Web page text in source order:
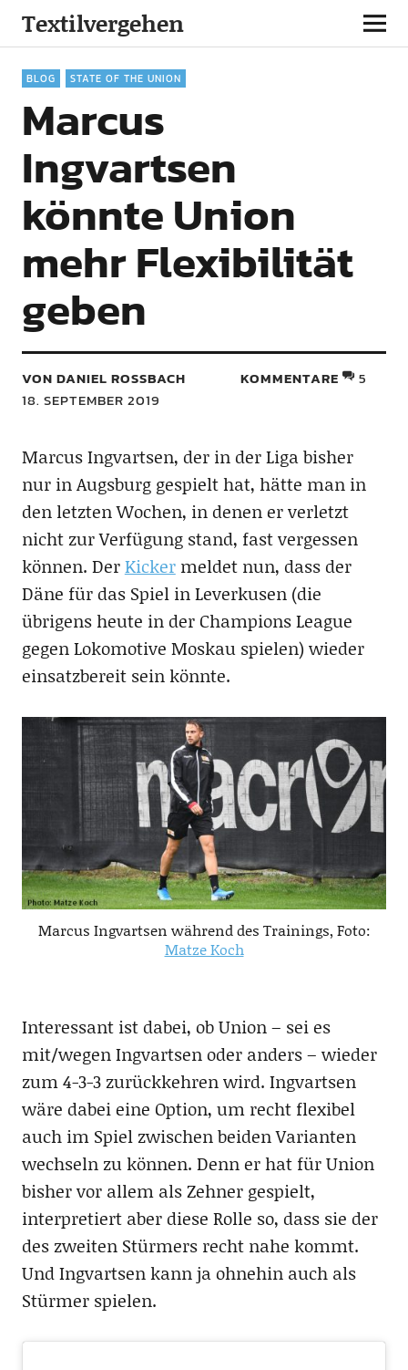
Textilvergehen
BLOG STATE OF THE UNION
Marcus
Ingvartsen
könnte Union
mehr Flexibilität
geben
VON DANIEL ROSSBACH
18. SEPTEMBER 2019
KOMMENTARE 5
Marcus Ingvartsen, der in der Liga bisher
nur in Augsburg gespielt hat, hätte man in
den letzten Wochen, in denen er verletzt
nicht zur Verfügung stand, fast vergessen
können. DerKickermeldet nun, dass der
Däne für das Spiel in Leverkusen (die
übrigens heute in der Champions League
gegen Lokomotive Moskau spielen) wieder
einsatzbereit sein könnte.
Marcus Ingvartsen während des Trainings, Foto:
Matze Koch
Interessant ist dabei, ob Union – sei es
mit/wegen Ingvartsen oder anders – wieder
zum 4-3-3 zurückkehren wird. Ingvartsen
wäre dabei eine Option, um recht flexibel
auch im Spiel zwischen beiden Varianten
wechseln zu können. Denn er hat für Union
bisher vor allem als Zehner gespielt,
interpretiert aber diese Rolle so, dass sie der
des zweiten Stürmers recht nahe kommt.
Und Ingvartsen kann ja ohnehin auch als
Stürmer spielen.